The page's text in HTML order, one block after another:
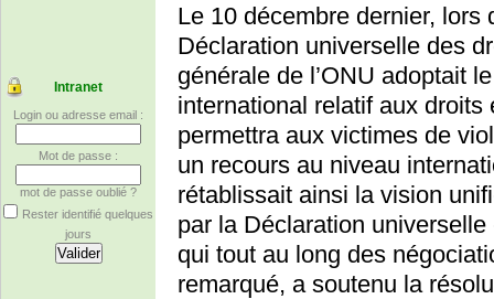
Intranet
Login ou adresse email :
Mot de passe :
mot de passe oublié ?
Rester identifié quelques
jours
Le 10 décembre dernier,
Déclaration universelle des
générale de l’ONU adoptait
international relatif aux
permettra aux victimes de
un recours au niveau
rétablissait ainsi la vision
par la Déclaration
qui tout au long des
remarqué, a soutenu la